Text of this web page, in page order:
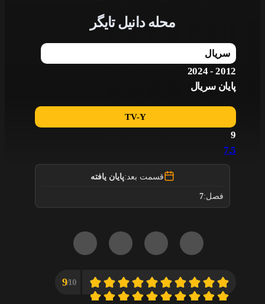
محله دانیل تایگر
سریال
2012 - 2024
پایان سریال
TV-Y
9
7.5
قسمت بعد:پایان یافته
فصل:7
10/
9